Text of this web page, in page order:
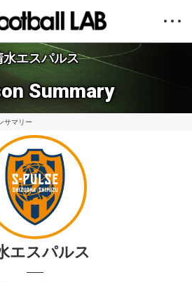
水エスパルス
Summary
サマリー
エスパルス